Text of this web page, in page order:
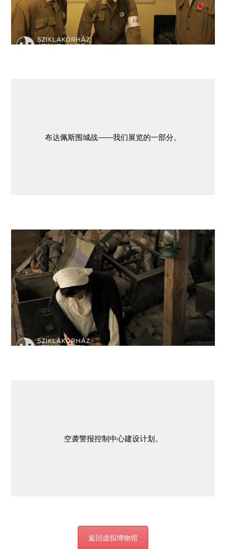
布达佩斯围城战——我们展览的一部分。
战场急救——我们展览的一部分。
空袭警报控制中心建设计划。
返回虚拟博物馆